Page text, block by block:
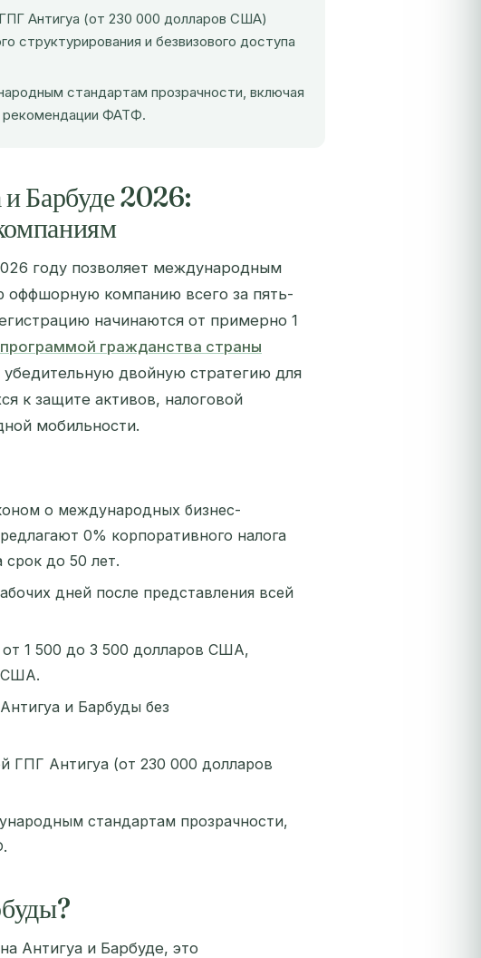
Антигуа (от 230 000 долларов США)
структурирования и безвизового доступа
стандартам прозрачности, включая
рекомендации ФАТФ.
Барбуде 2026:
году позволяет международным
оффшорную компанию всего за пять-
начинаются от примерно 1
программой гражданства страны
двойную стратегию для
к защите активов, налоговой
мобильности.
о международных бизнес-
0% корпоративного налога
до 50 лет.
дней после представления всей
1 500 до 3 500 долларов США,
США.
и Барбуды без
ГПГ Антигуа (от 230 000 долларов
стандартам прозрачности,
Антигуа и Барбуде, это